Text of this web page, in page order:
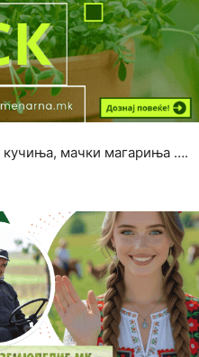
мачки магариња ….